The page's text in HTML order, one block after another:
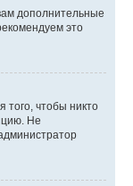
дополнительные
это
того, чтобы никто
Не